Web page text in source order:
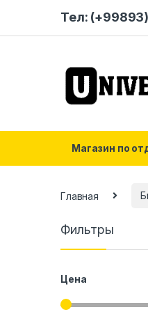
Тел:
Магазин по
Главная
Фильтры
Цена